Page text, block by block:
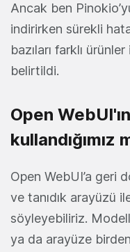
Ancak ben
indirirken sürekli
bazıları farklı
belirtildi.
Open
kullandığımız
Open WebUI’a geri
ve tanıdık arayüzü
söyleyebiliriz.
ya da arayüze